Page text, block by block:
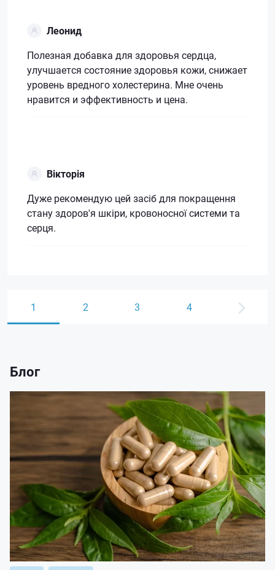
Леонид
Полезная добавка для здоровья сердца,
улучшается состояние здоровья кожи, снижает
уровень вредного холестерина. Мне очень
нравится и эффективность и цена.
Вікторія
Дуже рекомендую цей засіб для покращення
стану здоров'я шкіри, кровоносної системи та
серця.
1 2 3 4
Блог